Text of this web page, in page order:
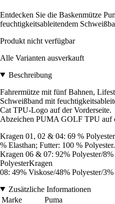
Entdecken Sie die Baskenmütze
feuchtigkeitsableitendem
Produkt nicht verfügbar
Alle Varianten ausverkauft
Beschreibung
Fahrermütze mit fünf Bahnen,
Schweißband mit
Cat TPU-Logo auf der Vorderseite.
Abzeichen PUMA GOLF TPU auf
Kragen 01, 02 & 04: 69 %
% Elasthan; Futter: 100 % Polyester.
Kragen 06 & 07: 92% Polyester/
PolyesterKragen
08: 49% Viskose/48% Polyester/
Zusätzliche Informationen
Marke
Puma